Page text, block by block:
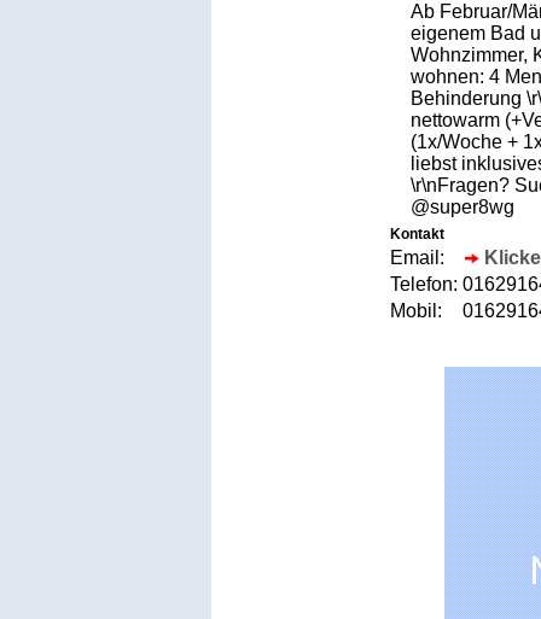
Ab Februar/
eigenem Bad
Wohnzimmer,
wohnen: 4
Behinderung
nettowarm
(1x/Woche +
liebst
\r\nFragen?
@super8wg
Kontakt
Email:
Telefon:
Mobil: